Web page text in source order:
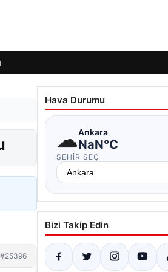
#25396
Hava Durumu
☁Ankara
NaN°C
ŞEHIR SEÇ
Bizi Takip Edin